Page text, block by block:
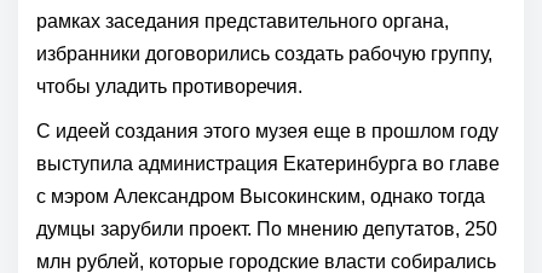
рамках заседания представительного органа,
избранники договорились создать рабочую группу,
чтобы уладить противоречия.
С идеей создания этого музея еще в прошлом году
выступила администрация Екатеринбурга во главе
с мэром Александром Высокинским, однако тогда
думцы зарубили проект. По мнению депутатов, 250
млн рублей, которые городские власти собирались